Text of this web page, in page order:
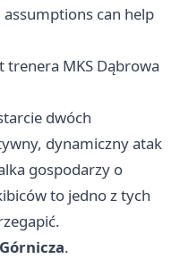
can help
trenera MKS Dąbrowa
dwóch
dynamiczny atak
gospodarzy o
to jedno z tych
.